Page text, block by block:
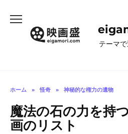
テーマ
ホーム » 怪奇 » 神秘的な権力の遺物
魔法の石の力を持
画のリスト